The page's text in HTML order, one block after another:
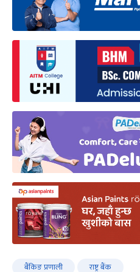
बैंकिङ प्रणाली राष्ट्र बैंक